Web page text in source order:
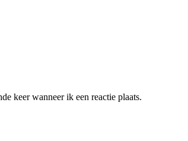
keer wanneer ik een reactie plaats.